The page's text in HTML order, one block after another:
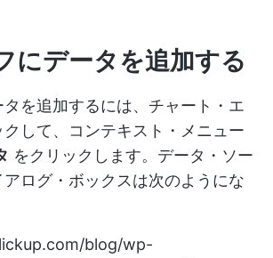
にデータを追加する
を追加するには、チャート・エ
クして、コンテキスト・メニュー
をクリックします。データ・ソー
アログ・ボックスは次のようにな
blog/wp-